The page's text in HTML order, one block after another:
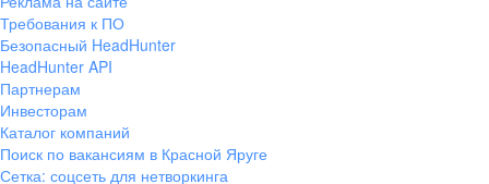
Требования к ПО
Безопасный HeadHunter
HeadHunter API
Партнерам
Инвесторам
Каталог компаний
Поиск по вакансиям в Красной Яруге
Сетка: соцсеть для нетворкинга